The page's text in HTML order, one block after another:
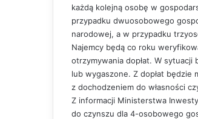
każdą kolejną osobę w
przypadku dwuosobowego
narodowej, a w przypadku
Najemcy będą co roku
otrzymywania dopłat. W
lub wygaszone. Z dopłat będzie
z dochodzeniem do własności
Z informacji Ministerstwa
do czynszu dla 4-osobowego